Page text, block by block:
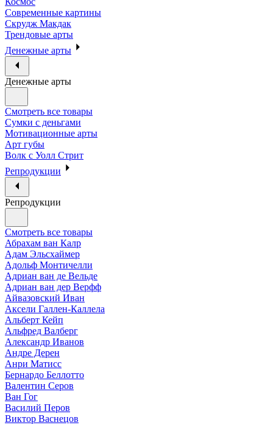
Современные картины
Скрудж Макдак
Трендовые арты
Денежные арты
Денежные арты
Смотреть все товары
Сумки с деньгами
Мотивационные арты
Арт губы
Волк с Уолл Стрит
Репродукции
Репродукции
Смотреть все товары
Абрахам ван Калр
Адам Эльсхаймер
Адольф Монтичелли
Адриан ван де Вельде
Адриан ван дер Верфф
Айвазовский Иван
Аксели Галлен-Каллела
Альберт Кейп
Альфред Валберг
Александр Иванов
Андре Дерен
Анри Матисс
Бернардо Беллотто
Валентин Серов
Ван Гог
Василий Перов
Виктор Васнецов